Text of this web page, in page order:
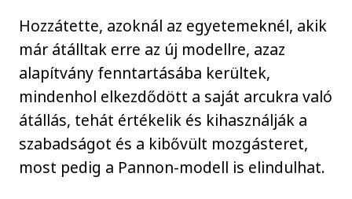
Hozzátette, azoknál az egyetemeknél, akik
már átálltak erre az új modellre, azaz
alapítvány fenntartásába kerültek,
mindenhol elkezdődött a saját arcukra való
átállás, tehát értékelik és kihasználják a
szabadságot és a kibővült mozgásteret,
most pedig a Pannon-modell is elindulhat.